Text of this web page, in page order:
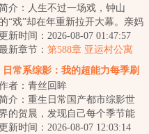
介：人生不过一场戏，钟山
的“戏”却在年重新拉开大幕。亲妈
葬礼天崩开局，窝囊亲爹千里认
，村花有情...
更新时间：2026-08-07 01:47:57
新章节： 第588章 亚运村公寓
日常系综影：我的超能力每季刷
新
者：青丝回眸
介：重生日常国产都市综影世
的贺晨，发现自己每个季节能
刷新出一种超能力，从此过上了
更新时间：2026-08-07 12:03:14